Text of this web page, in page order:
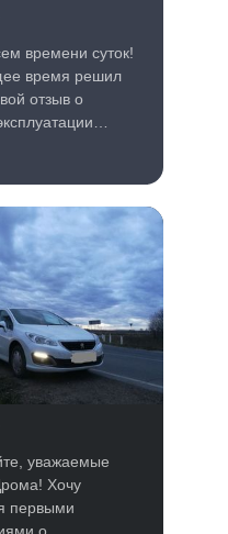
времени суток!
отзыв о
уважаемые
Хочу
первыми